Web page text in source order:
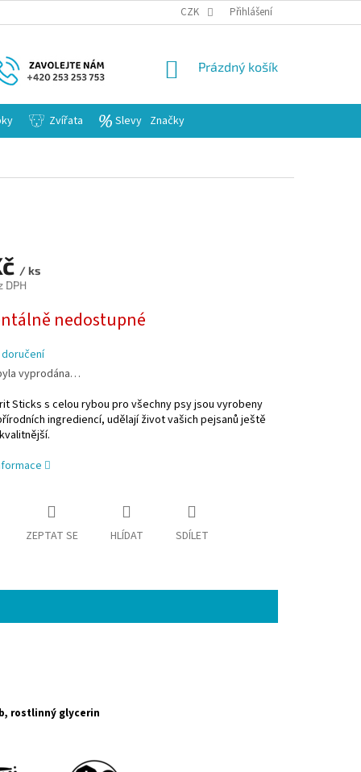
CZK Přihlášení
NÁKUPNÍ
Prázdný košík
Zvířata Slevy Značky
/ ks
DPH
nedostupné
vyprodána…
Sticks s celou rybou pro všechny psy jsou vyrobeny
ingrediencí, udělají život vašich pejsanů ještě
ZEPTAT SE HLÍDAT SDÍLET
rostlinný glycerin